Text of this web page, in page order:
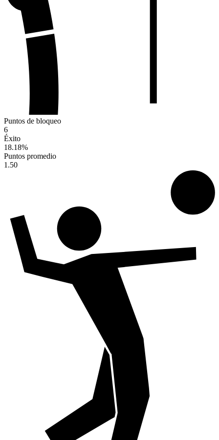
Puntos de bloqueo
6
Éxito
18.18%
Puntos promedio
1.50